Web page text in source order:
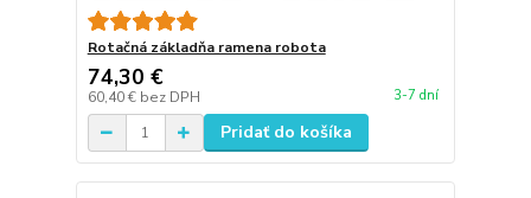
Rotačná základňa ramena robota
74,30 €
60,40 € bez DPH 3-7 dní
Pridať do košíka